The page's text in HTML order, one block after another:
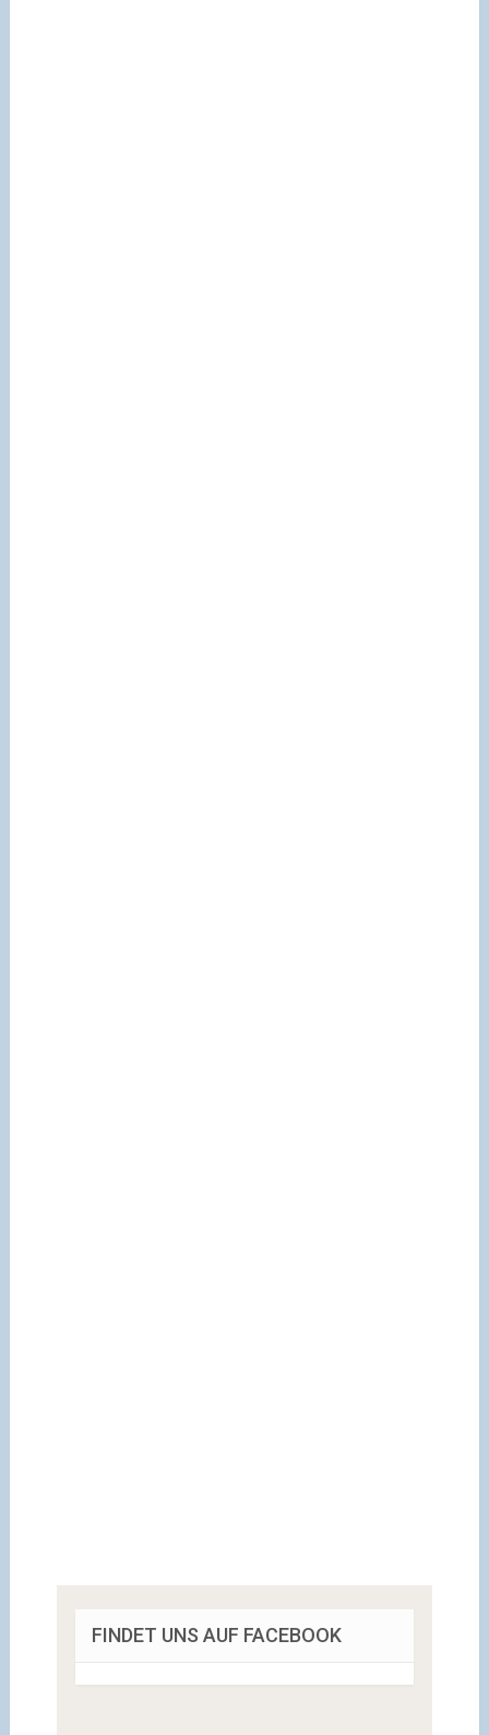
FINDET UNS AUF FACEBOOK